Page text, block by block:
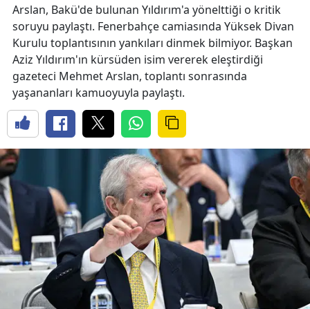
Arslan, Bakü'de bulunan Yıldırım'a yönelttiği o kritik
soruyu paylaştı. Fenerbahçe camiasında Yüksek Divan
Kurulu toplantısının yankıları dinmek bilmiyor. Başkan
Aziz Yıldırım'ın kürsüden isim vererek eleştirdiği
gazeteci Mehmet Arslan, toplantı sonrasında
yaşananları kamuoyuyla paylaştı.